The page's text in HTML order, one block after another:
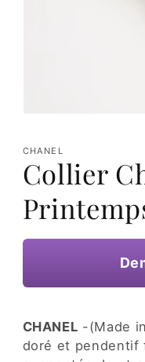
média
1
dans
une
CHANEL
Collier
CHANEL -(Made
doré et pendentif